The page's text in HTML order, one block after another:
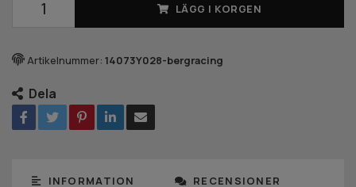
LÄGG I KORGEN
Artikelnummer: 14073Y028-bergracing
Dela
INFORMATION RECENSIONER